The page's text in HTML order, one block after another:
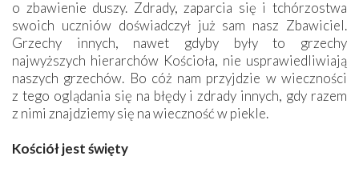
o zbawienie duszy. Zdrady, zaparcia się i tchórzostwa
swoich uczniów doświadczył już sam nasz Zbawiciel.
Grzechy innych, nawet gdyby były to grzechy
najwyższych hierarchów Kościoła, nie usprawiedliwiają
naszych grzechów. Bo cóż nam przyjdzie w wieczności
z tego oglądania się na błędy i zdrady innych, gdy razem
z nimi znajdziemy się na wieczność w piekle.
Kościół jest święty